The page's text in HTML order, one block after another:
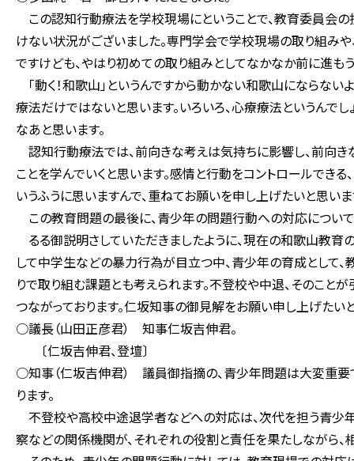
この認知行動療法を学校現場にということで、教育委員会
けない状況がございました。専門学会で学校現場の取り組み
ですけども、やはり初めての取り組みとしてなかなか前に進も
「動く！和歌山」というんですから動かない和歌山にならな
療法だけではないと思います。いろいろ、心療療法というんで
なあと思います。
認知行動療法では、前向きな考えは気持ちに影響し、前向
ことを学んでいくと思います。感情と行動をコントロールでき
いうふうに思いますんで、重ねてお願いを申し上げたいと思いま
この教育問題の最後に、青少年の問題行動への対応について
るる御説明さしていただきましたように、現在の和歌山教
して中学生などの暴力行為が目立つ中、青少年の育成として
りで取り組む課題とも考えられます。不登校や中退、そのこと
つながっております。仁坂知事の御見解をお願い申し上げたい
○議長（山田正彦君） 知事仁坂吉伸君。
〔仁坂吉伸君、登壇〕
○知事（仁坂吉伸君） 議員御指摘の、青少年問題は大変重要
ります。
不登校や高校中途退学者などへの対応は、次代を担う青少
察などの関係機関が、それぞれの役割と責任を果たしながら